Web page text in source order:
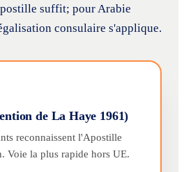
suffit; pour Arabie
consulaire s'applique.
de La Haye 1961)
reconnaissent l'Apostille
Voie la plus rapide hors UE.